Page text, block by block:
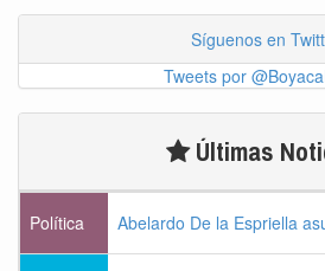
Síguenos en
Tweets por
Últimas
Política Abelardo De la Espriella